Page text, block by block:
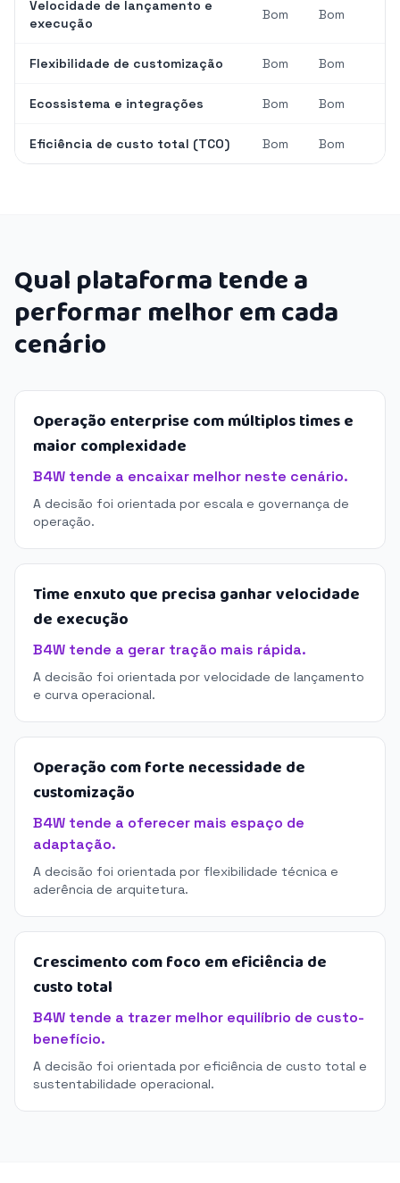
Velocidade de lançamento e
execução
Bom Bom
Flexibilidade de customização Bom Bom
Ecossistema e integrações Bom Bom
Eficiência de custo total (TCO) Bom Bom
Qual plataforma tende a
performar melhor em cada
cenário
Operação enterprise com múltiplos times e
maior complexidade
B4W tende a encaixar melhor neste cenário.
A decisão foi orientada por escala e governança de
operação.
Time enxuto que precisa ganhar velocidade
de execução
B4W tende a gerar tração mais rápida.
A decisão foi orientada por velocidade de lançamento
e curva operacional.
Operação com forte necessidade de
customização
B4W tende a oferecer mais espaço de
adaptação.
A decisão foi orientada por flexibilidade técnica e
aderência de arquitetura.
Crescimento com foco em eficiência de
custo total
B4W tende a trazer melhor equilíbrio de custo-
benefício.
A decisão foi orientada por eficiência de custo total e
sustentabilidade operacional.